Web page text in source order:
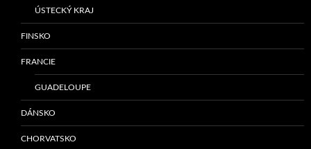
ÚSTECKÝ KRAJ
FINSKO
FRANCIE
GUADELOUPE
DÁNSKO
CHORVATSKO